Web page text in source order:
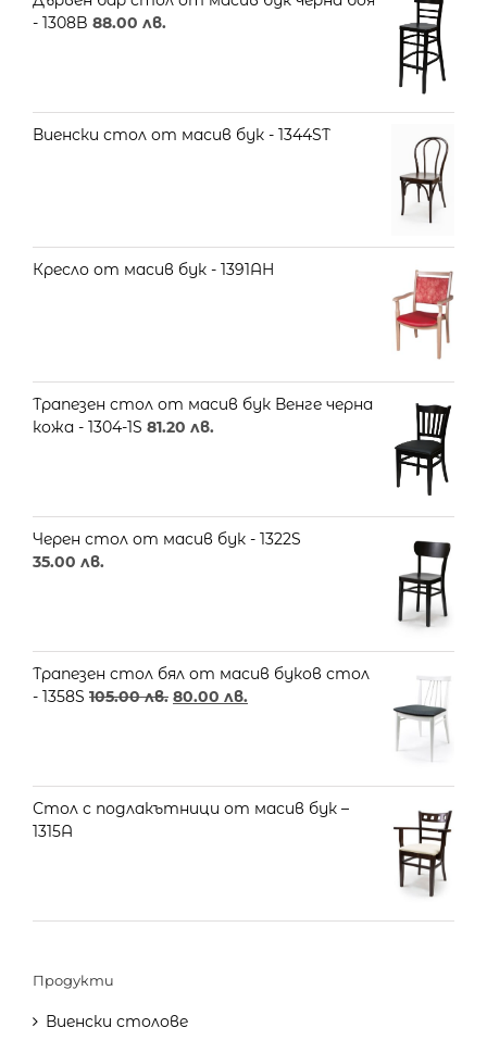
- 1308B 88.00 лв.
Виенски стол от масив бук - 1344ST
Кресло от масив бук - 1391AH
Трапезен стол от масив бук Венге черна
кожа - 1304-1S 81.20 лв.
Черен стол от масив бук - 1322S
35.00 лв.
Трапезен стол бял от масив буков стол
- 1358S 105.00лв. 80.00 лв.
Стол с подлакътници от масив бук –
1315A
Продукти
Виенски столове